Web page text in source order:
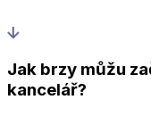
Jak brzy můžu
kancelář?